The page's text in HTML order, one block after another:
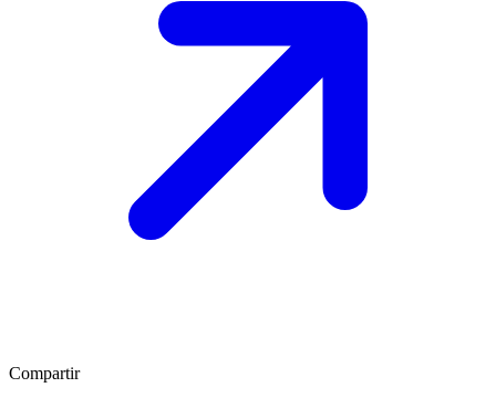
Compartir